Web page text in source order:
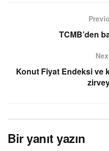
TCMB’den
Konut Fiyat Endeksi ve
Bir yanıt yazın